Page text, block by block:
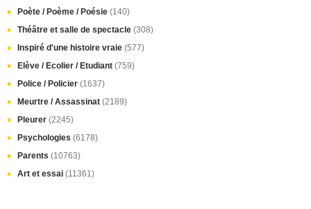
Poète / Poème / Poésie (140)
Théâtre et salle de spectacle (308)
Inspiré d'une histoire vraie (577)
Elève / Ecolier / Etudiant (759)
Police / Policier (1637)
Meurtre / Assassinat (2189)
Pleurer (2245)
Psychologies (6178)
Parents (10763)
Art et essai (11361)